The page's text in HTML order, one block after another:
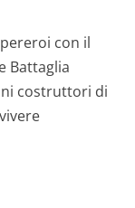
con il
Battaglia
costruttori di